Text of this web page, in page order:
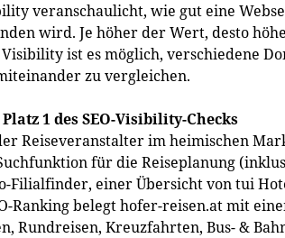
veranschaulicht, wie gut eine
wird. Je höher der Wert, desto
ist es möglich, verschiedene
zu vergleichen.
1 des SEO-Visibility-Checks
Reiseveranstalter im heimischen
für die Reiseplanung
Filialfinder, einer Übersicht von tui
Ranking belegt hofer-reisen.at mit
Rundreisen, Kreuzfahrten, Bus- &